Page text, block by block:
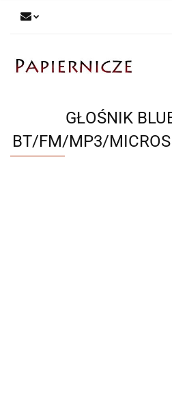
GŁOŚNIK
BT/FM/MP3/